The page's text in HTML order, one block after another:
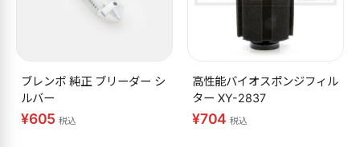
ブレンボ 純正 ブリーダー シ
ルバー
¥605税込
高性能バイオスポンジフィル
ター XY-2837
¥704税込